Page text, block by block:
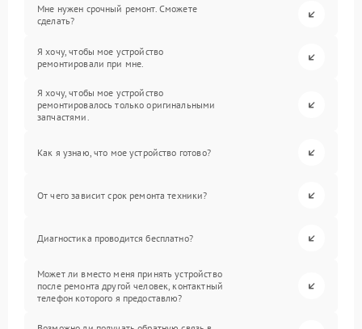
Мне нужен срочный ремонт. Сможете
сделать?
Я хочу, чтобы мое устройство
ремонтировали при мне.
Я хочу, чтобы мое устройство
ремонтировалось только оригинальными
запчастями.
Как я узнаю, что мое устройство готово?
От чего зависит срок ремонта техники?
Диагностика проводится бесплатно?
Может ли вместо меня принять устройство
после ремонта другой человек, контактный
телефон которого я предоставлю?